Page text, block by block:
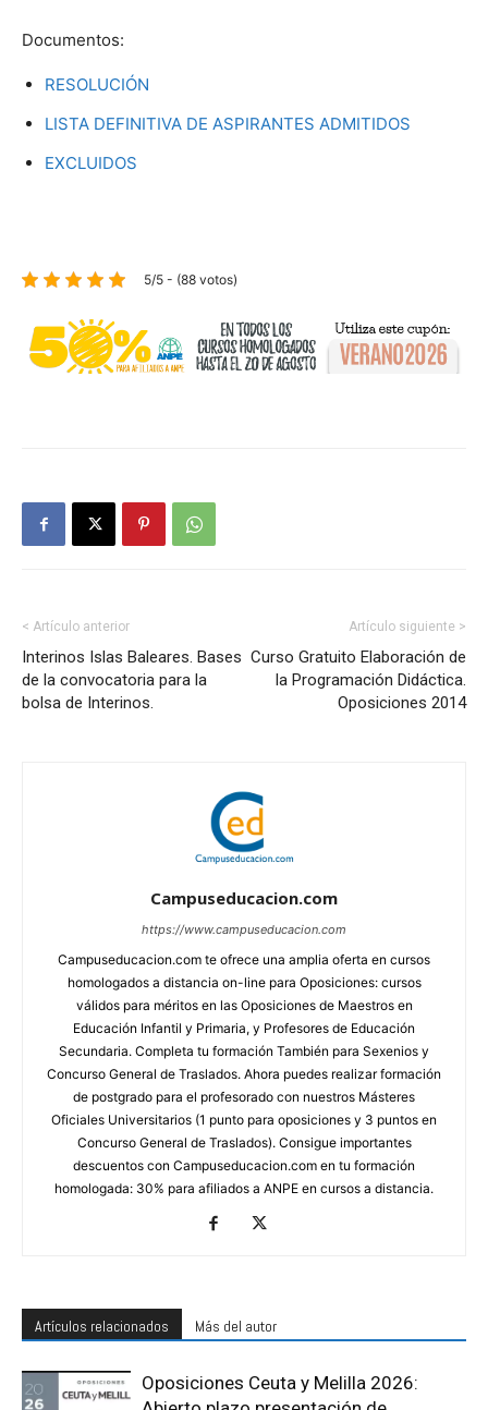
Documentos:
RESOLUCIÓN
LISTA DEFINITIVA DE ASPIRANTES ADMITIDOS
EXCLUIDOS
5/5 - (88 votos)
< Artículo anterior
Interinos Islas Baleares. Bases
de la convocatoria para la
bolsa de Interinos.
Artículo siguiente >
Curso Gratuito Elaboración de
la Programación Didáctica.
Oposiciones 2014
Campuseducacion.com
https://www.campuseducacion.com
Campuseducacion.com te ofrece una amplia oferta en cursos
homologados a distancia on-line para Oposiciones: cursos
válidos para méritos en las Oposiciones de Maestros en
Educación Infantil y Primaria, y Profesores de Educación
Secundaria. Completa tu formación También para Sexenios y
Concurso General de Traslados. Ahora puedes realizar formación
de postgrado para el profesorado con nuestros Másteres
Oficiales Universitarios (1 punto para oposiciones y 3 puntos en
Concurso General de Traslados). Consigue importantes
descuentos con Campuseducacion.com en tu formación
homologada: 30% para afiliados a ANPE en cursos a distancia.
Artículos relacionados Más del autor
Oposiciones Ceuta y Melilla 2026: